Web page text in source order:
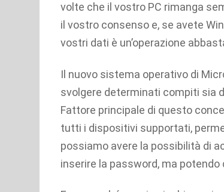
volte che il vostro PC rimanga
il vostro consenso e, se avete
vostri dati è un’operazione
Il nuovo sistema operativo di
svolgere determinati compiti sia
Fattore principale di questo
tutti i dispositivi supportati,
possiamo avere la possibilità di
inserire la password, ma